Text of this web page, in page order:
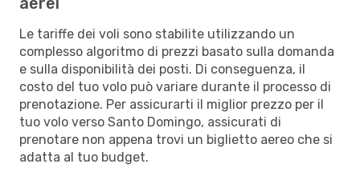
Le tariffe dei voli sono stabilite utilizzando un
complesso algoritmo di prezzi basato sulla domanda
e sulla disponibilità dei posti. Di conseguenza, il
costo del tuo volo può variare durante il processo di
prenotazione. Per assicurarti il miglior prezzo per il
tuo volo verso Santo Domingo, assicurati di
prenotare non appena trovi un biglietto aereo che si
adatta al tuo budget.